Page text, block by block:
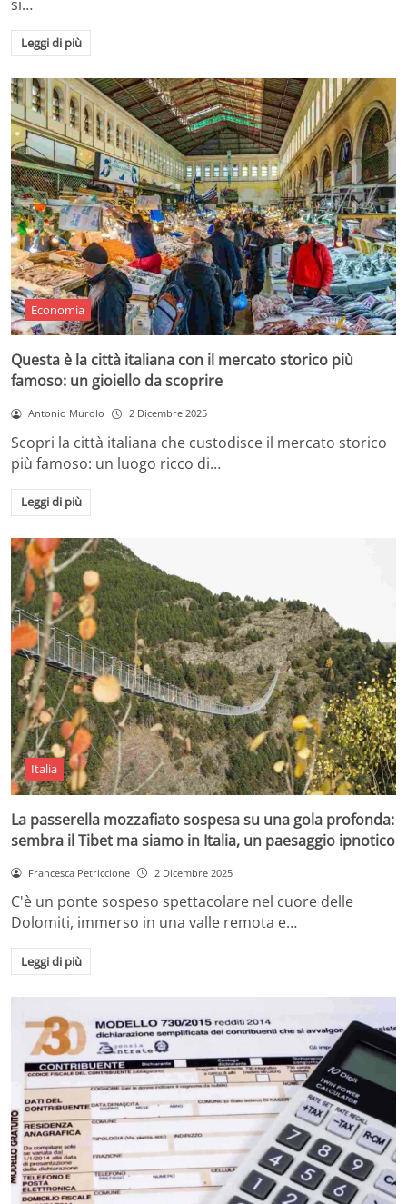
si…
Leggi di più
Economia
Questa è la città italiana con il mercato storico più
famoso: un gioiello da scoprire
Antonio Murolo 2 Dicembre 2025
Scopri la città italiana che custodisce il mercato storico
più famoso: un luogo ricco di…
Leggi di più
Italia
La passerella mozzafiato sospesa su una gola profonda:
sembra il Tibet ma siamo in Italia, un paesaggio ipnotico
Francesca Petriccione 2 Dicembre 2025
C'è un ponte sospeso spettacolare nel cuore delle
Dolomiti, immerso in una valle remota e…
Leggi di più